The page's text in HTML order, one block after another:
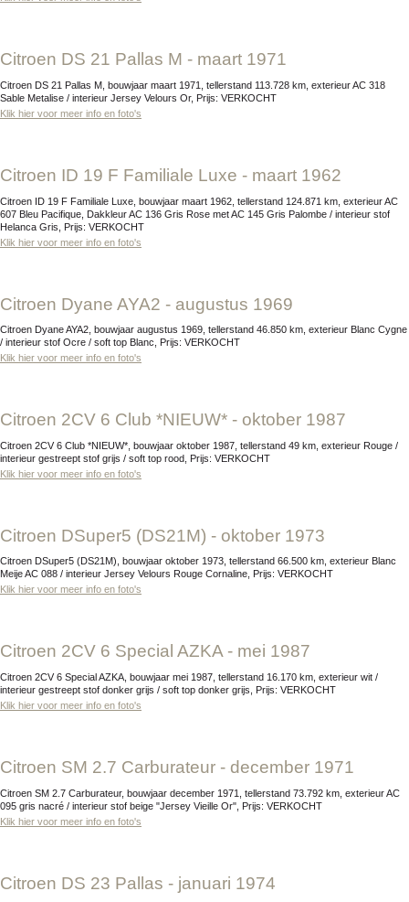
Citroen DS 21 Pallas M - maart 1971
Citroen DS 21 Pallas M, bouwjaar maart 1971, tellerstand 113.728 km, exterieur AC 318
Sable Metalise / interieur Jersey Velours Or, Prijs: VERKOCHT
Klik hier voor meer info en foto's
Citroen ID 19 F Familiale Luxe - maart 1962
Citroen ID 19 F Familiale Luxe, bouwjaar maart 1962, tellerstand 124.871 km, exterieur AC
607 Bleu Pacifique, Dakkleur AC 136 Gris Rose met AC 145 Gris Palombe / interieur stof
Helanca Gris, Prijs: VERKOCHT
Klik hier voor meer info en foto's
Citroen Dyane AYA2 - augustus 1969
Citroen Dyane AYA2, bouwjaar augustus 1969, tellerstand 46.850 km, exterieur Blanc Cygne
/ interieur stof Ocre / soft top Blanc, Prijs: VERKOCHT
Klik hier voor meer info en foto's
Citroen 2CV 6 Club *NIEUW* - oktober 1987
Citroen 2CV 6 Club *NIEUW*, bouwjaar oktober 1987, tellerstand 49 km, exterieur Rouge /
interieur gestreept stof grijs / soft top rood, Prijs: VERKOCHT
Klik hier voor meer info en foto's
Citroen DSuper5 (DS21M) - oktober 1973
Citroen DSuper5 (DS21M), bouwjaar oktober 1973, tellerstand 66.500 km, exterieur Blanc
Meije AC 088 / interieur Jersey Velours Rouge Cornaline, Prijs: VERKOCHT
Klik hier voor meer info en foto's
Citroen 2CV 6 Special AZKA - mei 1987
Citroen 2CV 6 Special AZKA, bouwjaar mei 1987, tellerstand 16.170 km, exterieur wit /
interieur gestreept stof donker grijs / soft top donker grijs, Prijs: VERKOCHT
Klik hier voor meer info en foto's
Citroen SM 2.7 Carburateur - december 1971
Citroen SM 2.7 Carburateur, bouwjaar december 1971, tellerstand 73.792 km, exterieur AC
095 gris nacré / interieur stof beige "Jersey Vieille Or", Prijs: VERKOCHT
Klik hier voor meer info en foto's
Citroen DS 23 Pallas - januari 1974